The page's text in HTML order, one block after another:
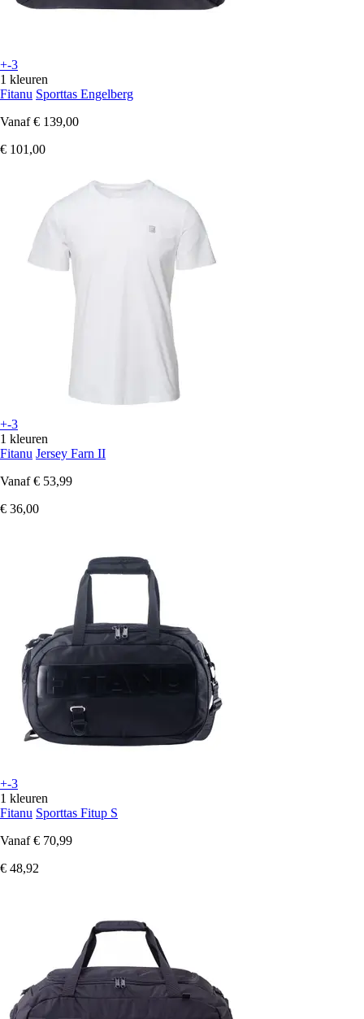
+-3
1 kleuren
Fitanu Sporttas Engelberg
Vanaf € 139,00
€ 101,00
+-3
1 kleuren
Fitanu Jersey Farn II
Vanaf € 53,99
€ 36,00
+-3
1 kleuren
Fitanu Sporttas Fitup S
Vanaf € 70,99
€ 48,92